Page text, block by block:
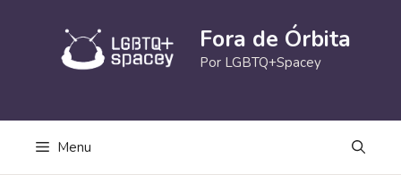
Fora de Órbita
Por LGBTQ+Spacey
Menu